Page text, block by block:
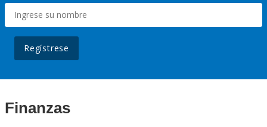
Regístrese
Finanzas